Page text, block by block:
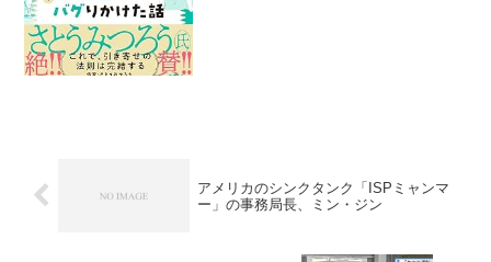
アメリカのシンクタンク「ISPミャンマ
ー」の事務局長、ミン・ジン